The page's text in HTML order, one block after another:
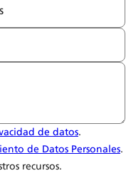
de datos.
de Datos Personales.
recursos.